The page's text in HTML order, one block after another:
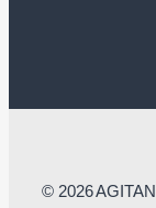
© 2026